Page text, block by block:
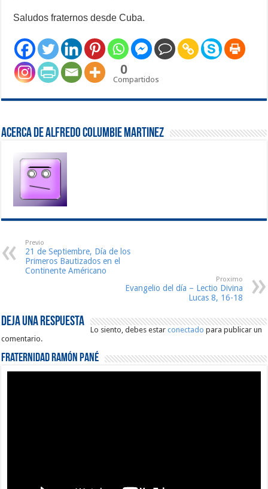
Saludos fraternos desde Cuba.
0
Compartidos
Acerca de Alfredo Columbie Martinez
Previo
21 de Septiembre, Día de los
Primeros Bautizados en el
Continente Américano
Proximo
Evangelio del día – Lectio Divina
Lucas 8, 16-18
Deja una respuesta
Lo siento, debes estarconectado para publicar un
comentario.
Fraternidad Ramón Pané